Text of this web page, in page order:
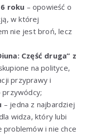
roku – opowieść o
w której
nie jest broń, lecz
Część druga” z
na polityce,
przyprawy i
– jedna z najbardziej
widza, który lubi
problemów i nie chce